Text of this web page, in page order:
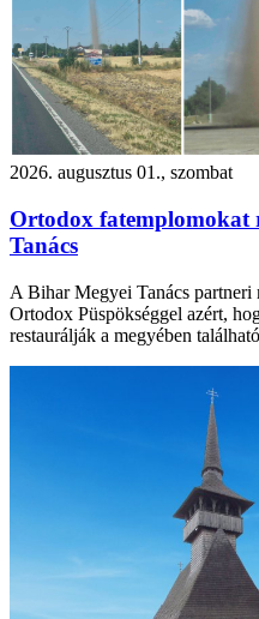
2026. augusztus 01., szombat
Ortodox fatemplomokat
Tanács
A Bihar Megyei Tanács partneri
Ortodox Püspökséggel azért,
restaurálják a megyében